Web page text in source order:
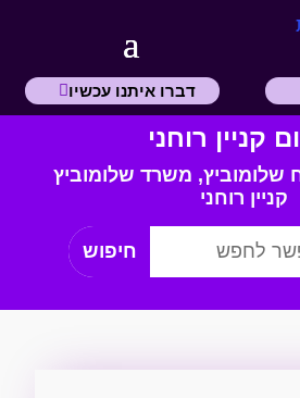
דברו איתנו עכשיו
קניין רוחני
שלומוביץ, משרד שלומוביץ
קניין רוחני